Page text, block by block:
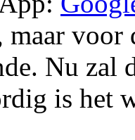
maar
Nu zal
is het